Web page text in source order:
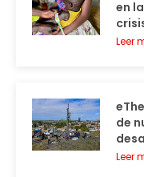
en
Leer
de
Leer